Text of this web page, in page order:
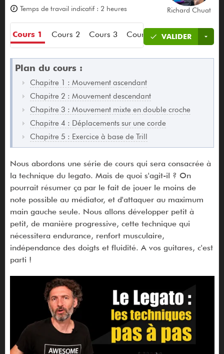
Temps de travail indicatif : 2 heures Richard Chuat
Cours 1 Cours 2 Cours 3 Cours 4 Cours 5 Cours
VALIDER
Plan du cours :
Chapitre 1 : Mouvement ascendant
Chapitre 2 : Mouvement descendant
Chapitre 3 : Mouvement mixte en double croche
Chapitre 4 : Déplacements sur une corde
Chapitre 5 : Exercice à base de Trill
Nous abordons une série de cours qui sera consacrée à
la technique du legato. Mais de quoi s'agit-il ? On
pourrait résumer ça par le fait de jouer le moins de
note possible au médiator, et d'attaquer au maximum
main gauche seule. Nous allons développer petit à
petit, de manière progressive, cette technique qui
nécessitera endurance, renfort musculaire,
indépendance des doigts et fluidité. A vos guitares, c'est
parti !